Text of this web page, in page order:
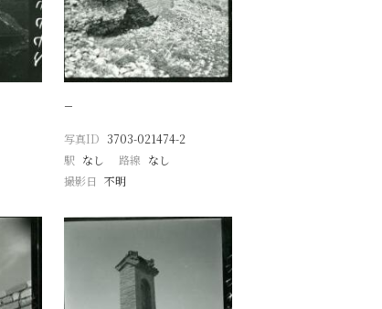
−
写真ID 3703-021474-2
駅 なし 路線 なし
撮影日 不明